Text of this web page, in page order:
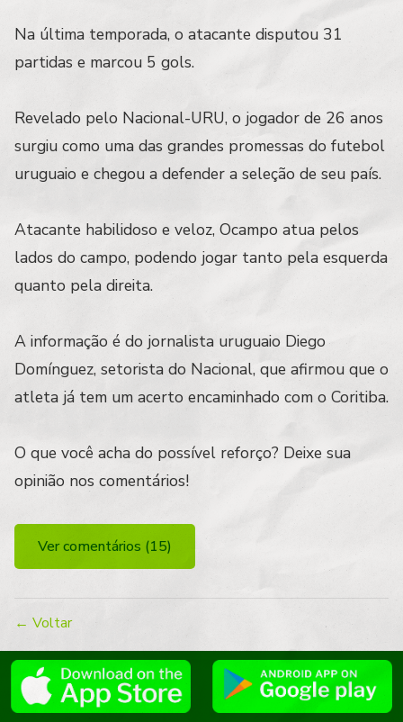
Na última temporada, o atacante disputou 31
partidas e marcou 5 gols.
Revelado pelo Nacional-URU, o jogador de 26 anos
surgiu como uma das grandes promessas do futebol
uruguaio e chegou a defender a seleção de seu país.
Atacante habilidoso e veloz, Ocampo atua pelos
lados do campo, podendo jogar tanto pela esquerda
quanto pela direita.
A informação é do jornalista uruguaio Diego
Domínguez, setorista do Nacional, que afirmou que o
atleta já tem um acerto encaminhado com o Coritiba.
O que você acha do possível reforço? Deixe sua
opinião nos comentários!
Ver comentários (15)
← Voltar